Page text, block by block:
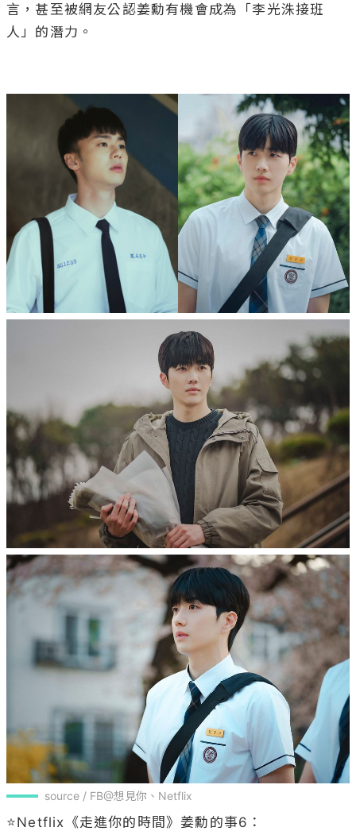
言，甚至被網友公認姜勳有機會成為「李光洙接班
人」的潛力。
source / FB@想見你、Netflix
⭐Netflix《走進你的時間》姜勳的事6：